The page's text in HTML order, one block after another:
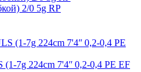
2/0 5g RP
7g 224cm 7'4ʺ 0,2-0,4 PE EF